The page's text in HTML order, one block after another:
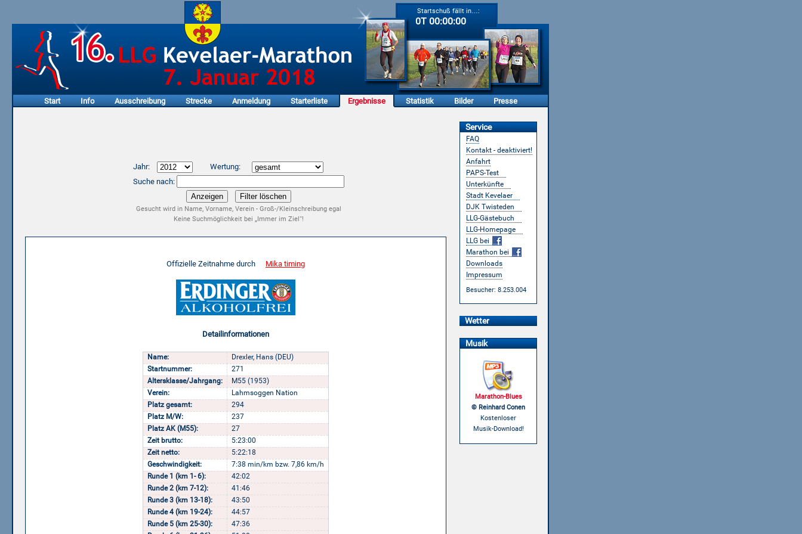
Startschuß fällt in…:
0T 00:00:00
Start Info Ausschreibung Strecke Anmeldung Starterliste Ergebnisse Statistik Bilder Presse
Service
FAQ
Kontakt - deaktiviert!
Anfahrt
PAPS-Test
Unterkünfte
Stadt Kevelaer
DJK Twisteden
LLG-Gästebuch
LLG-Homepage
LLG bei
Marathon bei
Downloads
Impressum
Besucher: 8.253.004
Wetter
Musik
Marathon-Blues
© Reinhard Conen
Kostenloser
Musik-Download!
Jahr:
Wertung:
Suche nach:
Gesucht wird in Name, Vorname, Verein - Groß-/Kleinschreibung egal
Keine Suchmöglichkeit bei „Immer im Ziel“!
Offizielle Zeitnahme durch Mika timing
Detailinformationen
Name:
Drexler, Hans (DEU)
Startnummer:
271
Altersklasse/Jahrgang:
M55 (1953)
Verein:
Lahmsoggen Nation
Platz gesamt:
294
Platz M/W:
237
Platz AK (M55):
27
Zeit brutto:
5:23:00
Zeit netto:
5:22:18
Geschwindigkeit:
7:38 min/km bzw. 7,86 km/h
Runde 1 (km 1- 6):
42:02
Runde 2 (km 7-12):
41:46
Runde 3 (km 13-18):
43:50
Runde 4 (km 19-24):
44:57
Runde 5 (km 25-30):
47:36